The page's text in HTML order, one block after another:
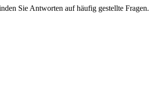
Sie Antworten auf häufig gestellte Fragen.